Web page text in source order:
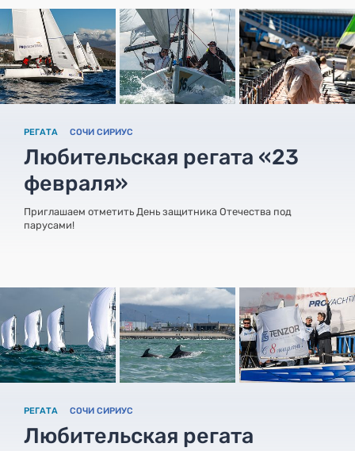
РЕГАТА СОЧИ СИРИУС
Любительская регата «23
февраля»
Приглашаем отметить День защитника Отечества под
парусами!
РЕГАТА СОЧИ СИРИУС
Любительская регата